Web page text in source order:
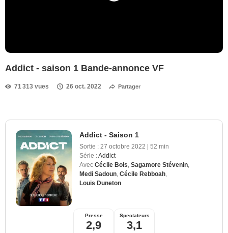
Addict - saison 1 Bande-annonce VF
71 313 vues 26 oct. 2022 Partager
Addict - Saison 1
Sortie : 27 octobre 2022 | 52 min
Série :Addict
Avec Cécile Bois Sagamore Stévenin
Medi Sadoun Cécile Rebboah
Louis Duneton
Presse
2,9
Spectateurs
3,1